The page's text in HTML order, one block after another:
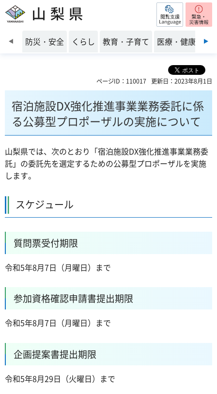
山梨県 閲覧支援
前のスライドを表示
防災・安全 くらし 教育・子育て 医療・健康・福
ページID：110017 更新日：2023年8月1日
宿泊施設DX強化推進事業業務委託に係
る公募型プロポーザルの実施について
山梨県では、次のとおり「宿泊施設DX強化推進事業業務委
託」の委託先を選定するための公募型プロポーザルを実施
します。
スケジュール
質問票受付期限
令和5年8月7日（月曜日）まで
参加資格確認申請書提出期限
令和5年8月7日（月曜日）まで
企画提案書提出期限
令和5年8月29日（火曜日）まで